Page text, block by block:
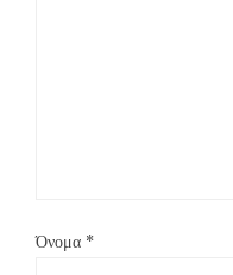
Όνομα *